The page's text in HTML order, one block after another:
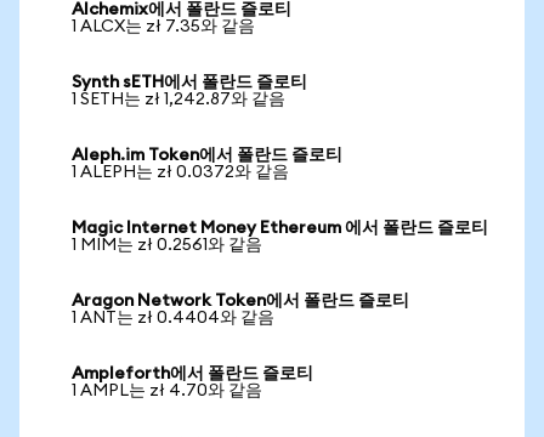
Alchemix에서 폴란드 즐로티
1 ALCX는 zł 7.35와 같음
Synth sETH에서 폴란드 즐로티
1 SETH는 zł 1,242.87와 같음
Aleph.im Token에서 폴란드 즐로티
1 ALEPH는 zł 0.0372와 같음
Magic Internet Money Ethereum 에서 폴란드 즐로티
1 MIM는 zł 0.2561와 같음
Aragon Network Token에서 폴란드 즐로티
1 ANT는 zł 0.4404와 같음
Ampleforth에서 폴란드 즐로티
1 AMPL는 zł 4.70와 같음